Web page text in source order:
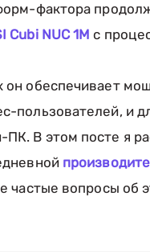
фактора
Cubi NUC 1M с
он обеспечивает
пользователей, и
В этом посте я
частые вопросы об